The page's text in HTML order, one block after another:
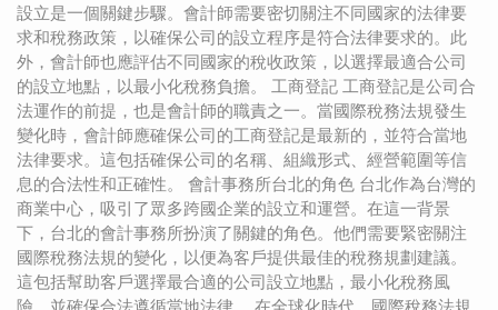
設立是一個關鍵步驟。會計師需要密切關注不同國家的法律要
求和稅務政策，以確保公司的設立程序是符合法律要求的。此
外，會計師也應評估不同國家的稅收政策，以選擇最適合公司
的設立地點，以最小化稅務負擔。 工商登記 工商登記是公司合
法運作的前提，也是會計師的職責之一。當國際稅務法規發生
變化時，會計師應確保公司的工商登記是最新的，並符合當地
法律要求。這包括確保公司的名稱、組織形式、經營範圍等信
息的合法性和正確性。 會計事務所台北的角色 台北作為台灣的
商業中心，吸引了眾多跨國企業的設立和運營。在這一背景
下，台北的會計事務所扮演了關鍵的角色。他們需要緊密關注
國際稅務法規的變化，以便為客戶提供最佳的稅務規劃建議。
這包括幫助客戶選擇最合適的公司設立地點，最小化稅務風